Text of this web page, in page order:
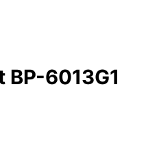
6013G1